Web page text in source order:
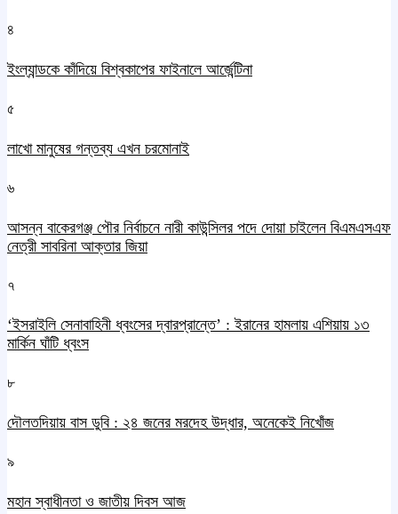
৪
ইংল্যান্ডকে কাঁদিয়ে বিশ্বকাপের ফাইনালে আর্জেন্টিনা
৫
লাখো মানুষের গন্তব্য এখন চরমোনাই
৬
আসন্ন বাকেরগঞ্জ পৌর নির্বাচনে নারী কাউন্সিলর পদে দোয়া চাইলেন বিএমএসএফ
নেত্রী সাবরিনা আক্তার জিয়া
৭
‘ইসরাইলি সেনাবাহিনী ধ্বংসের দ্বারপ্রান্তে’ : ইরানের হামলায় এশিয়ায় ১৩
মার্কিন ঘাঁটি ধ্বংস
৮
দৌলতদিয়ায় বাস ডুবি : ২৪ জনের মরদেহ উদ্ধার, অনেকেই নিখোঁজ
৯
মহান স্বাধীনতা ও জাতীয় দিবস আজ